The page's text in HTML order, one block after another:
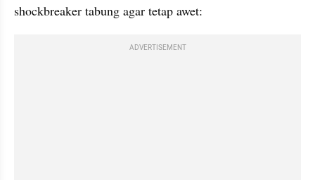
shockbreaker tabung agar tetap awet:
ADVERTISEMENT